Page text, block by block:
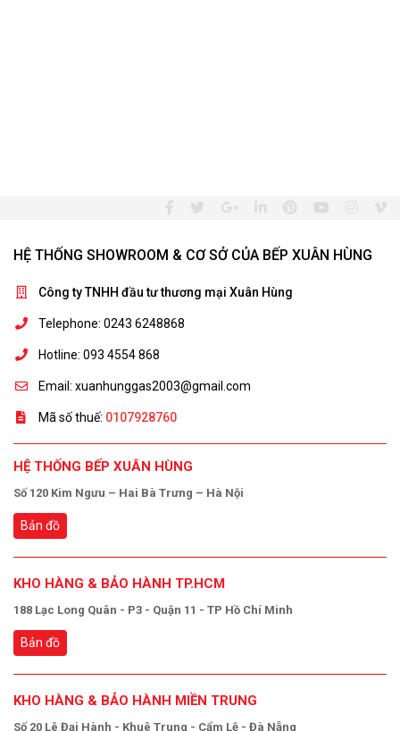
HỆ THỐNG SHOWROOM & CƠ SỞ CỦA BẾP XUÂN HÙNG
Công ty TNHH đầu tư thương mại Xuân Hùng
Telephone: 0243 6248868
Hotline: 093 4554 868
Email: xuanhunggas2003@gmail.com
Mã số thuế: 0107928760
HỆ THỐNG BẾP XUÂN HÙNG
Số 120 Kim Ngưu – Hai Bà Trưng – Hà Nội
Bản đồ
KHO HÀNG & BẢO HÀNH TP.HCM
188 Lạc Long Quân - P3 - Quận 11 - TP Hồ Chí Minh
Bản đồ
KHO HÀNG & BẢO HÀNH MIỀN TRUNG
Số 20 Lê Đại Hành - Khuê Trung - Cẩm Lệ - Đà Nẵng